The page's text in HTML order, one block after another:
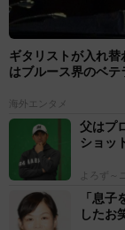
ギタリストが入れ
はブルース界のベテ
海外エンタメ
父はプ
ショッ
よろず～
「息
したお